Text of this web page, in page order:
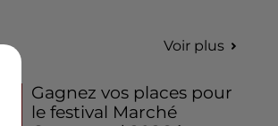
Voir plus
Gagnez vos places pour
le festival Marché